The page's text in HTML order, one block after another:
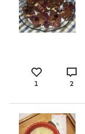
1 2